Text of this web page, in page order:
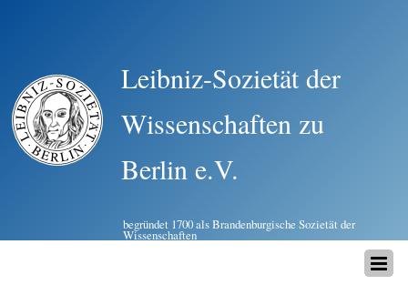
Leibniz-Sozietät der
Wissenschaften zu
Berlin e.V.
begründet 1700 als Brandenburgische Sozietät der
Wissenschaften